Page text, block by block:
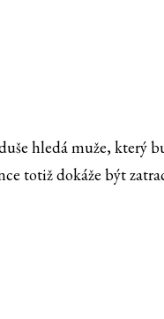
hledá muže, který
totiž dokáže být